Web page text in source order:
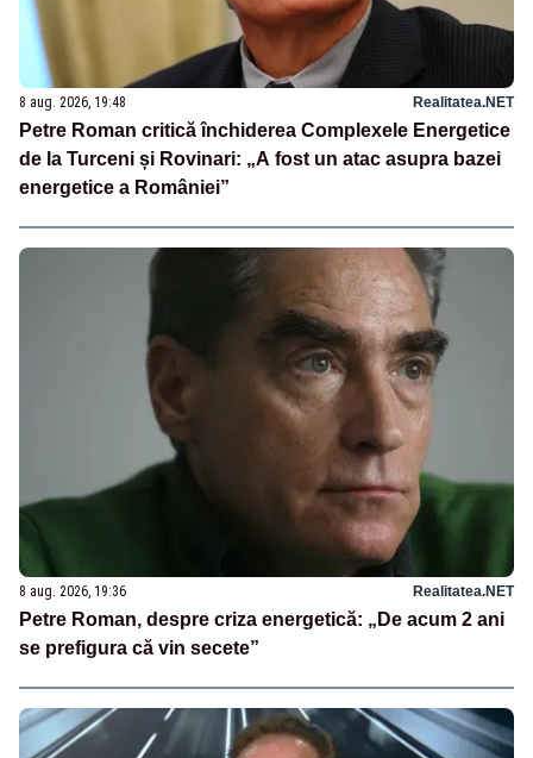
8 aug. 2026, 19:48 Realitatea.NET
Petre Roman critică închiderea Complexele Energetice
de la Turceni și Rovinari: „A fost un atac asupra bazei
energetice a României”
8 aug. 2026, 19:36 Realitatea.NET
Petre Roman, despre criza energetică: „De acum 2 ani
se prefigura că vin secete”